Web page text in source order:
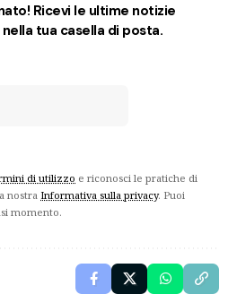
Ricevi le ultime notizie
tua casella di posta.
di utilizzo e riconosci le pratiche di
nostra Informativa sulla privacy. Puoi
momento.